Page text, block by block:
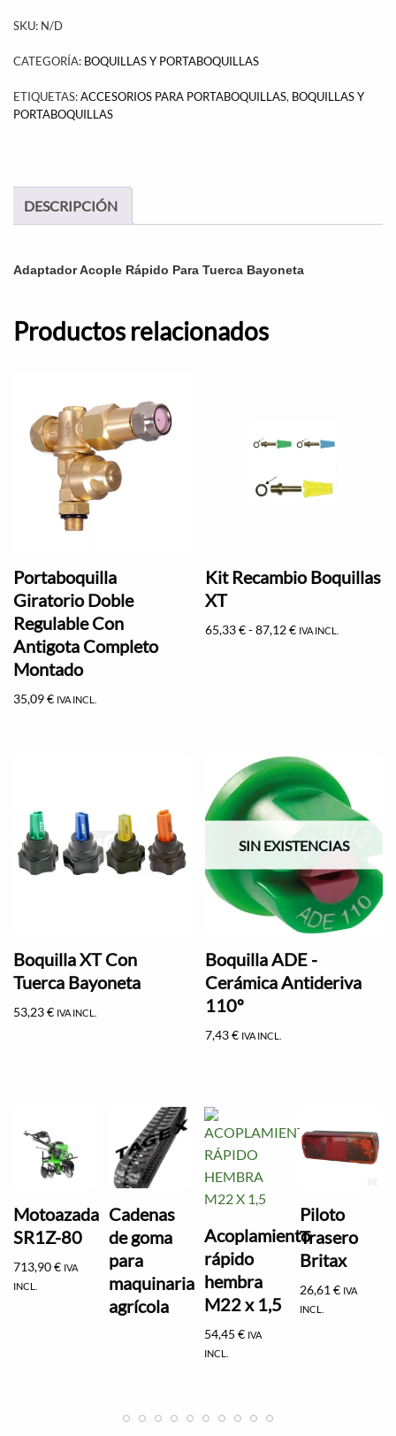
SKU: N/D
CATEGORÍA: BOQUILLAS Y PORTABOQUILLAS
ETIQUETAS:ACCESORIOS PARA PORTABOQUILLAS, BOQUILLAS Y
PORTABOQUILLAS
DESCRIPCIÓN
Adaptador Acople Rápido Para Tuerca Bayoneta
Productos relacionados
Portaboquilla
Giratorio Doble
Regulable Con
Antigota Completo
Montado
35,09€ IVA INCL.
Kit Recambio Boquillas
XT
65,33€-87,12€ IVA INCL.
Boquilla XT Con
Tuerca Bayoneta
53,23€ IVA INCL.
SIN EXISTENCIAS
Boquilla ADE -
Cerámica Antideriva
110º
7,43€ IVA INCL.
Motoazada
SR1Z-80
713,90€ IVA
INCL.
Cadenas
de goma
para
maquinaria
agrícola
Acoplamiento
rápido
hembra
M22 x 1,5
54,45€ IVA
INCL.
Piloto
Trasero
Britax
26,61€ IVA
INCL.